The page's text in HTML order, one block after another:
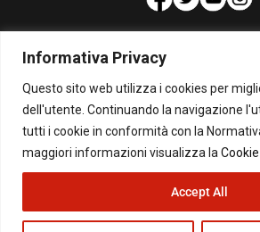
Informativa Privacy
Questo sito web utilizza i cookies per
dell'utente. Continuando la navigazione
tutti i cookie in conformità con la
maggiori informazioni visualizza la
Accept All
Per la tua
HOMEPAGE COOKIE POLICY PRIVACY
© Copyright 2026 - Il Blog di Beppe Grillo. All
happygrafic.com